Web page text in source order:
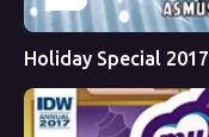
Holiday Special 2017